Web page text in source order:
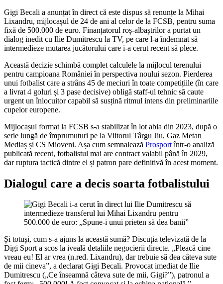
Gigi Becali a anunțat în direct că este dispus să renunțe la Mihai
Lixandru, mijlocașul de 24 de ani al celor de la FCSB, pentru suma
fixă de 500.000 de euro. Finanțatorul roș-albaștrilor a purtat un
dialog inedit cu Ilie Dumitrescu la TV, pe care l-a îndemnat să
intermedieze mutarea jucătorului care i-a cerut recent să plece.
Această decizie schimbă complet calculele la mijlocul terenului
pentru campioana României în perspectiva noului sezon. Pierderea
unui fotbalist care a strâns 45 de meciuri în toate competițiile (în care
a livrat 4 goluri și 3 pase decisive) obligă staff-ul tehnic să caute
urgent un înlocuitor capabil să susțină ritmul intens din preliminariile
cupelor europene.
Mijlocașul format la FCSB s-a stabilizat în lot abia din 2023, după o
serie lungă de împrumuturi pe la Viitorul Târgu Jiu, Gaz Metan
Mediaș și CS Mioveni. Așa cum semnalează Prosportîntr-o analiză
publicată recent, fotbalistul mai are contract valabil până în 2029,
dar ruptura tactică dintre el și patron pare definitivă în acest moment.
Dialogul care a decis soarta fotbalistului
Și totuși, cum s-a ajuns la această sumă? Discuția televizată de la
Digi Sport a scos la iveală detaliile negocierii directe. „Pleacă cine
vreau eu! El ar vrea (n.red. Lixandru), dar trebuie să dea câteva sute
de mii cineva”, a declarat Gigi Becali. Provocat imediat de Ilie
Dumitrescu („Ce înseamnă câteva sute de mii, Gigi?”), patronul a